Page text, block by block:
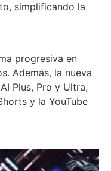
simplificando la
progresiva en
Además, la nueva
Plus, Pro y Ultra,
y la YouTube